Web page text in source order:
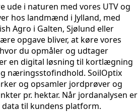
ude i naturen med vores UTV og
hos landmænd i Jylland, med
Agro i Galten, Sjølund eller
opgave bliver, at køre vores
du opmåler og udtager
en digital løsning til kortlægning
næringsstofindhold. SoilOptix
og opsamler jordprøver og
pr. hektar. Når jordanalysen er
til kundens platform.